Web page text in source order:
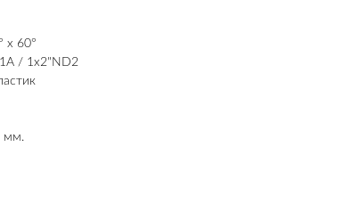
x 60°
/ 1x2"ND2
мм.